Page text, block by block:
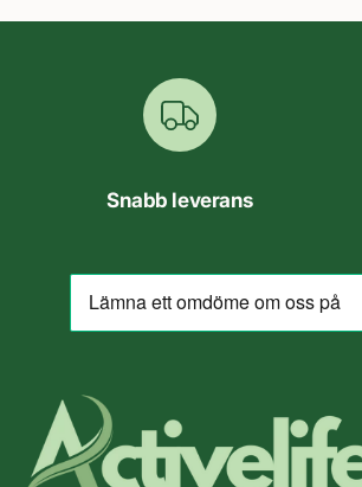
Snabb leverans